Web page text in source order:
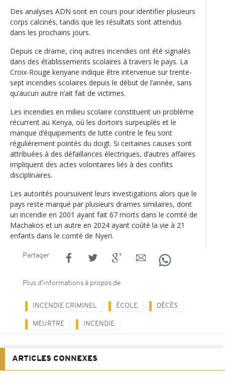
Des analyses ADN sont en cours pour identifier plusieurs
corps calcinés, tandis que les résultats sont attendus
dans les prochains jours.
Depuis ce drame, cinq autres incendies ont été signalés
dans des établissements scolaires à travers le pays. La
Croix-Rouge kenyane indique être intervenue sur trente-
sept incendies scolaires depuis le début de l’année, sans
qu’aucun autre n’ait fait de victimes.
Les incendies en milieu scolaire constituent un problème
récurrent au Kenya, où les dortoirs surpeuplés et le
manque d’équipements de lutte contre le feu sont
régulièrement pointés du doigt. Si certaines causes sont
attribuées à des défaillances électriques, d’autres affaires
impliquent des actes volontaires liés à des conflits
disciplinaires.
Les autorités poursuivent leurs investigations alors que le
pays reste marqué par plusieurs drames similaires, dont
un incendie en 2001 ayant fait 67 morts dans le comté de
Machakos et un autre en 2024 ayant coûté la vie à 21
enfants dans le comté de Nyeri.
Partager
Plus d'informations à propos de
INCENDIE CRIMINEL ÉCOLE DÉCÈS
MEURTRE INCENDIE
ARTICLES CONNEXES